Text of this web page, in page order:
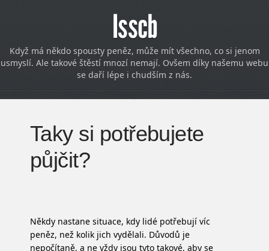
Isscb
Když má někdo spousty peněz, může mít všechno, co si jenom
usmyslí. Ale takové štěstí mnozí nemají. Ovšem díky našemu webu
se daří lépe i chudším z nás.
Taky si potřebujete
půjčit?
Někdy nastane situace, kdy lidé potřebují víc
peněz, než kolik jich vydělali. Důvodů je
nepočítaně, a ne vždy jsou tyto takové, aby se